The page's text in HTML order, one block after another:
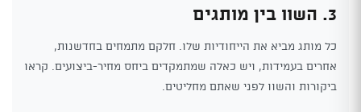
3. השוו בין מותגים
כל מותג מביא את הייחודיות שלו. חלקם מתמחים בחדשנות,
אחרים בעמידות, ויש כאלה שמתמקדים ביחס מחיר-ביצועים. קראו
ביקורות והשוו לפני שאתם מחליטים.